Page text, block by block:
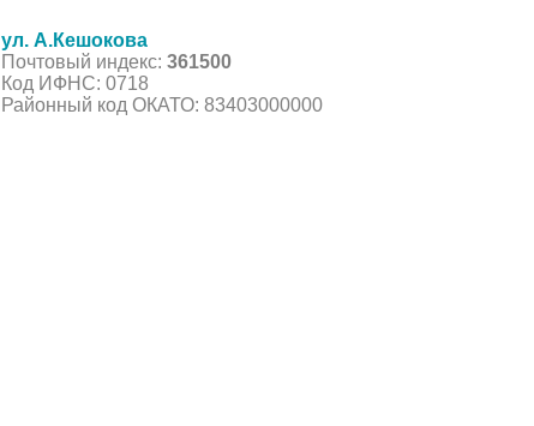
ул. А.Кешокова
Почтовый индекс: 361500
Код ИФНС: 0718
Районный код ОКАТО: 83403000000